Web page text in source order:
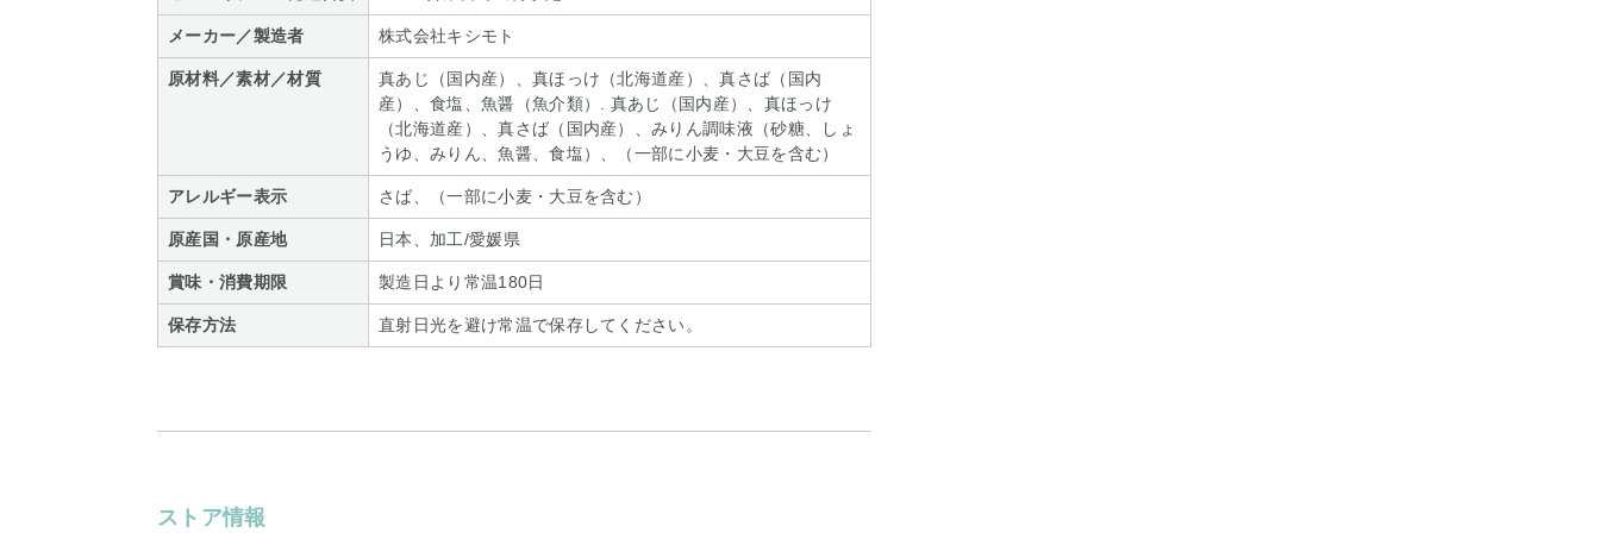
メーカー／製造者 株式会社キシモト
原材料／素材／材質
真あじ（国内産）、真ほっけ（北海道産）、真さば（国内
産）、食塩、魚醤（魚介類）. 真あじ（国内産）、真ほっけ
（北海道産）、真さば（国内産）、みりん調味液（砂糖、しょ
うゆ、みりん、魚醤、食塩）、（一部に小麦・大豆を含む）
アレルギー表示 さば、（一部に小麦・大豆を含む）
原産国・原産地 日本、加工/愛媛県
賞味・消費期限 製造日より常温180日
保存方法 直射日光を避け常温で保存してください。
ストア情報